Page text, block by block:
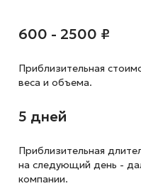
600 - 2500 ₽
Приблизительная
веса и объема.
5 дней
Приблизительная
на следующий день -
компании.